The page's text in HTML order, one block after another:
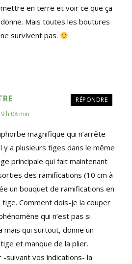
mettre en terre et voir ce que ça
donne. Mais toutes les boutures
ne survivent pas.
RÉPONDRE
h 08 min
magnifique qui n’arrête
y a plusieurs tiges dans le même
principale qui fait maintenant
des ramifications (10 cm à
un bouquet de ramifications en
Comment dois-je la couper
qui n’est pas si
mais qui surtout, donne un
et manque de la plier.
-suivant vos indications- la